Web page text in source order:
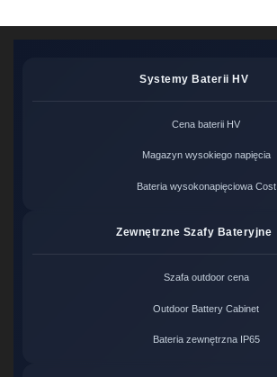
Systemy Baterii HV
Cena baterii HV
Magazyn wysokiego napięcia
Bateria wysokonapięciowa Cost
Zewnętrzne Szafy Bateryjne
Szafa outdoor cena
Outdoor Battery Cabinet
Bateria zewnętrzna IP65